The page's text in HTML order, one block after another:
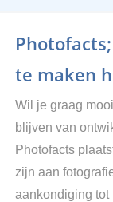
te maken
Wil je graag
blijven van
Photofacts
zijn aan
aankondiging tot